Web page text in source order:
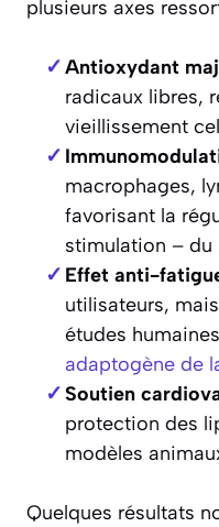
plusieurs axes
Antioxydant
radicaux libres,
vieillissement
macrophages,
favorisant la
stimulation – du
Effet anti-
utilisateurs,
études
adaptogène de
Soutien
protection des
modèles
Quelques résultats